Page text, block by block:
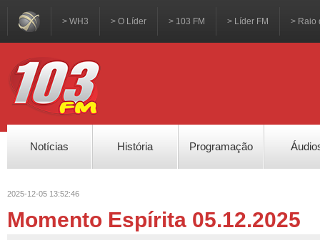
> WH3 > O Líder > 103 FM > Líder FM > Raio
Notícias História Programação
2025-12-05 13:52:46
Momento Espírita 05.12.2025